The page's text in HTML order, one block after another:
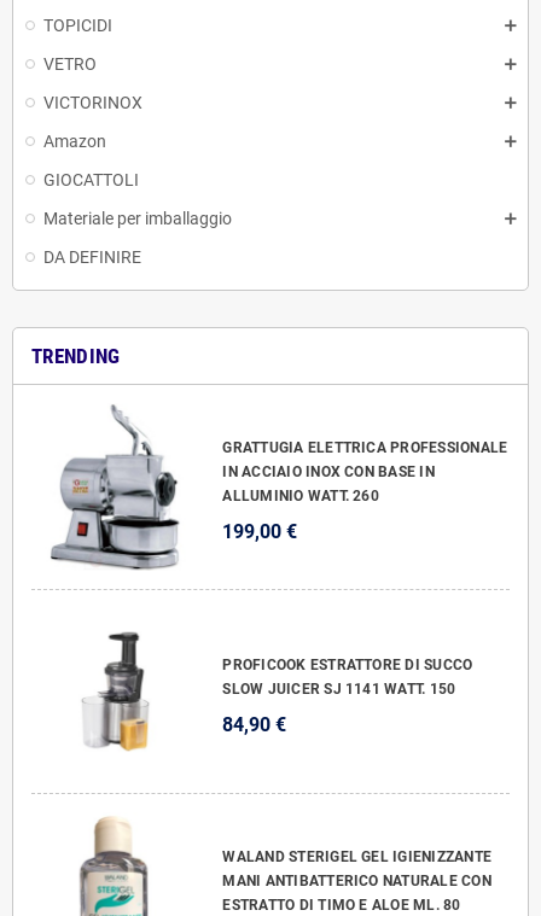
TOPICIDI
VETRO
VICTORINOX
Amazon
GIOCATTOLI
Materiale per imballaggio
DA DEFINIRE
TRENDING
GRATTUGIA ELETTRICA PROFESSIONALE
IN ACCIAIO INOX CON BASE IN
ALLUMINIO WATT. 260
199,00 €
PROFICOOK ESTRATTORE DI SUCCO
SLOW JUICER SJ 1141 WATT. 150
84,90 €
WALAND STERIGEL GEL IGIENIZZANTE
MANI ANTIBATTERICO NATURALE CON
ESTRATTO DI TIMO E ALOE ML. 80